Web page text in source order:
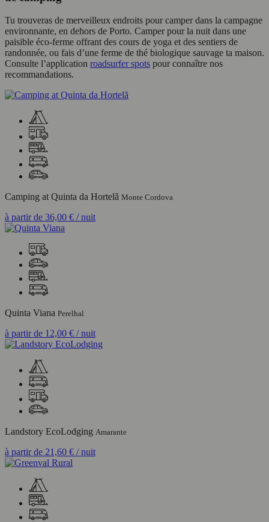
Tu trouveras de merveilleux endroits pour camper dans la campagne
environnante, en dehors de Porto. Camper pour la nuit dans une
paisible éco-ferme offrant des cours de yoga et des sentiers de
randonnée, ou fais d’une ferme de thé biologique sauvage ta maison.
Consulte l’application roadsurfer spots pour connaître nos
recommandations.
Camping at Quinta da Hortelã Monte Cordova
à partir de 36,00 € / nuit
Quinta Viana Perelhal
à partir de 12,00 € / nuit
Landstory EcoLodging Amarante
à partir de 21,60 € / nuit